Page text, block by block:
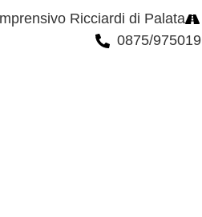
Ricciardi di Palata
0875/975019